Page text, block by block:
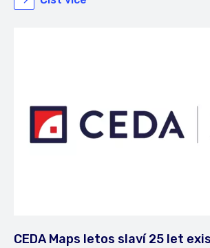
CEDA Maps letos slaví 25 let